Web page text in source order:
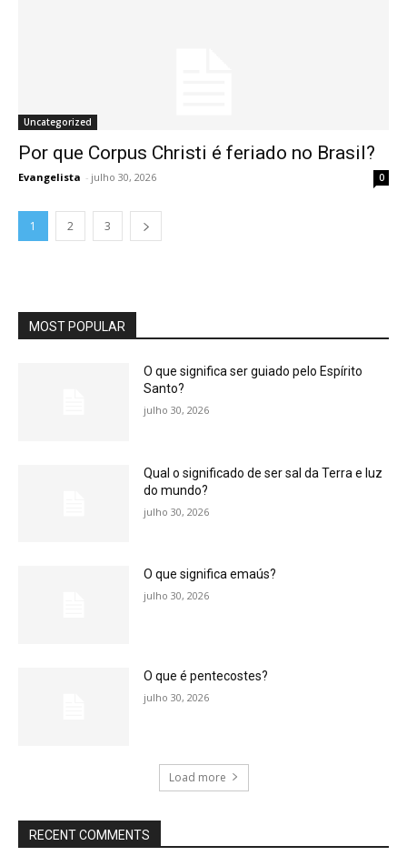
Uncategorized
Por que Corpus Christi é feriado no Brasil?
Evangelista - julho 30, 2026 0
1 2 3
MOST POPULAR
O que significa ser guiado pelo Espírito
Santo?
julho 30, 2026
Qual o significado de ser sal da Terra e luz
do mundo?
julho 30, 2026
O que significa emaús?
julho 30, 2026
O que é pentecostes?
julho 30, 2026
Load more
RECENT COMMENTS